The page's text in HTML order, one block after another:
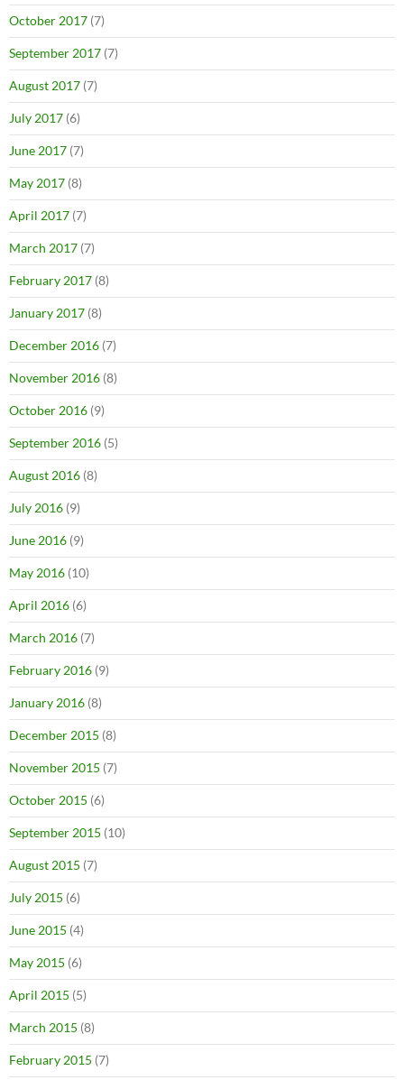
October 2017 (7)
September 2017 (7)
August 2017 (7)
July 2017 (6)
June 2017 (7)
May 2017 (8)
April 2017 (7)
March 2017 (7)
February 2017 (8)
January 2017 (8)
December 2016 (7)
November 2016 (8)
October 2016 (9)
September 2016 (5)
August 2016 (8)
July 2016 (9)
June 2016 (9)
May 2016 (10)
April 2016 (6)
March 2016 (7)
February 2016 (9)
January 2016 (8)
December 2015 (8)
November 2015 (7)
October 2015 (6)
September 2015 (10)
August 2015 (7)
July 2015 (6)
June 2015 (4)
May 2015 (6)
April 2015 (5)
March 2015 (8)
February 2015 (7)